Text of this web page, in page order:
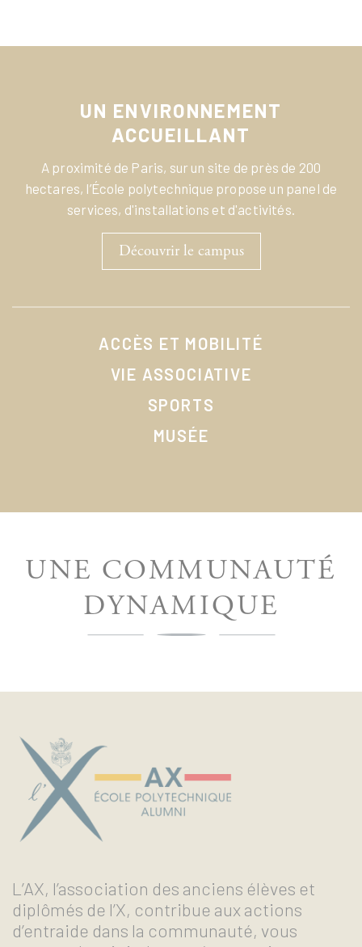
UN ENVIRONNEMENT
ACCUEILLANT
A proximité de Paris, sur un site de près de 200
hectares, l’École polytechnique propose un panel de
services, d'installations et d'activités.
Découvrir le campus
ACCÈS ET MOBILITÉ
VIE ASSOCIATIVE
SPORTS
MUSÉE
UNE COMMUNAUTÉ
DYNAMIQUE
L’AX, l’association des anciens élèves et
diplômés de l’X, contribue aux actions
d’entraide dans la communauté, vous